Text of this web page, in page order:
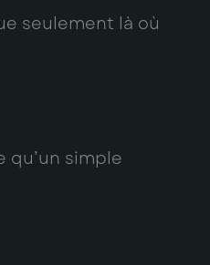
seulement là où
simple